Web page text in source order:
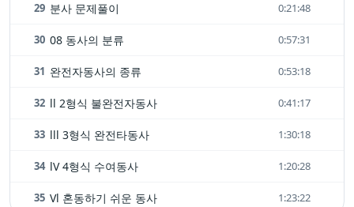
29 분사 문제풀이 0:21:48
30 08 동사의 분류 0:57:31
31 완전자동사의 종류 0:53:18
32 ll 2형식 불완전자동사 0:41:17
33 lll 3형식 완전타동사 1:30:18
34 lV 4형식 수여동사 1:20:28
35 Vl 혼동하기 쉬운 동사 1:23:22